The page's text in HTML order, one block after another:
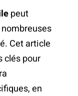
peut
Cet article
clés pour
en